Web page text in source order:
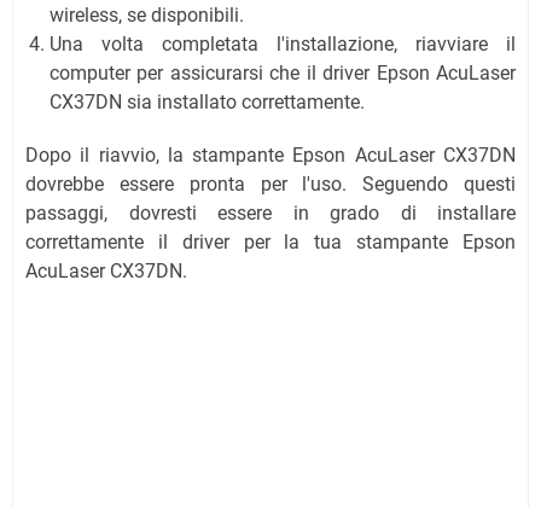
wireless, se disponibili.
Una volta completata l'installazione, riavviare il
computer per assicurarsi che il driver Epson AcuLaser
CX37DN sia installato correttamente.
Dopo il riavvio, la stampante Epson AcuLaser CX37DN
dovrebbe essere pronta per l'uso. Seguendo questi
passaggi, dovresti essere in grado di installare
correttamente il driver per la tua stampante Epson
AcuLaser CX37DN.